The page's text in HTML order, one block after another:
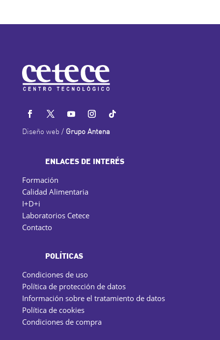
Diseño web / Grupo Antena
ENLACES DE INTERÉS
Formación
Calidad Alimentaria
I+D+i
Laboratorios Cetece
Contacto
POLÍTICAS
Condiciones de uso
Política de protección de datos
Información sobre el tratamiento de datos
Política de cookies
Condiciones de compra